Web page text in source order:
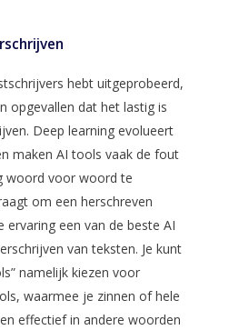
hebt uitgeprobeerd,
opgevallen dat het lastig is
Deep learning evolueert
maken AI tools vaak de fout
woord voor woord te
om een herschreven
ervaring een van de beste AI
van teksten. Je kunt
namelijk kiezen voor
waarmee je zinnen of hele
effectief in andere woorden